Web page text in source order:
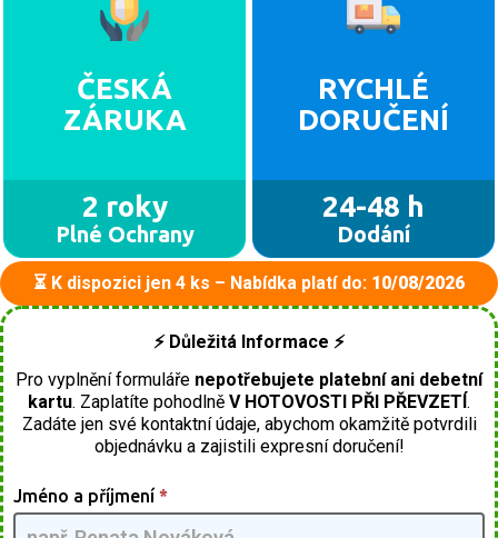
ČESKÁ
ZÁRUKA
2 roky
Plné Ochrany
RYCHLÉ
DORUČENÍ
24-48 h
Dodání
⏳ K dispozici jen 4 ks – Nabídka platí do: 10/08/2026
⚡ Důležitá Informace ⚡
Pro vyplnění formuláře nepotřebujete platební ani debetní
kartu. Zaplatíte pohodlně V HOTOVOSTI PŘI PŘEVZETÍ.
Zadáte jen své kontaktní údaje, abychom okamžitě potvrdili
objednávku a zajistili expresní doručení!
Frameless
Glasses
Jméno a příjmení*